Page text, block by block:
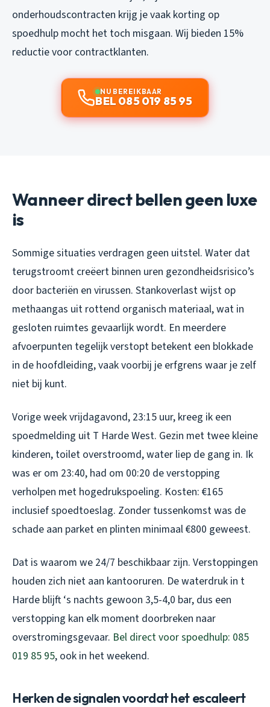
onderhoudscontracten krijg je vaak korting op
spoedhulp mocht het toch misgaan. Wij bieden 15%
reductie voor contractklanten.
NU BEREIKBAAR
BEL 085 019 85 95
Wanneer direct bellen geen luxe
is
Sommige situaties verdragen geen uitstel. Water dat
terugstroomt creëert binnen uren gezondheidsrisico’s
door bacteriën en virussen. Stankoverlast wijst op
methaangas uit rottend organisch materiaal, wat in
gesloten ruimtes gevaarlijk wordt. En meerdere
afvoerpunten tegelijk verstopt betekent een blokkade
in de hoofdleiding, vaak voorbij je erfgrens waar je zelf
niet bij kunt.
Vorige week vrijdagavond, 23:15 uur, kreeg ik een
spoedmelding uit T Harde West. Gezin met twee kleine
kinderen, toilet overstroomd, water liep de gang in. Ik
was er om 23:40, had om 00:20 de verstopping
verholpen met hogedrukspoeling. Kosten: €165
inclusief spoedtoeslag. Zonder tussenkomst was de
schade aan parket en plinten minimaal €800 geweest.
Dat is waarom we 24/7 beschikbaar zijn. Verstoppingen
houden zich niet aan kantooruren. De waterdruk in t
Harde blijft ‘s nachts gewoon 3,5-4,0 bar, dus een
verstopping kan elk moment doorbreken naar
overstromingsgevaar. Bel direct voor spoedhulp: 085
019 85 95, ook in het weekend.
Herken de signalen voordat het escaleert